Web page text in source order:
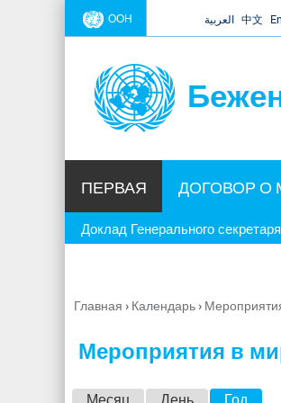
ООН العربية 中文
ПЕРВАЯ ДОГОВОР О
Доклад Генерального секретаря
Вы
Главная › Календарь›
Мероприятия в